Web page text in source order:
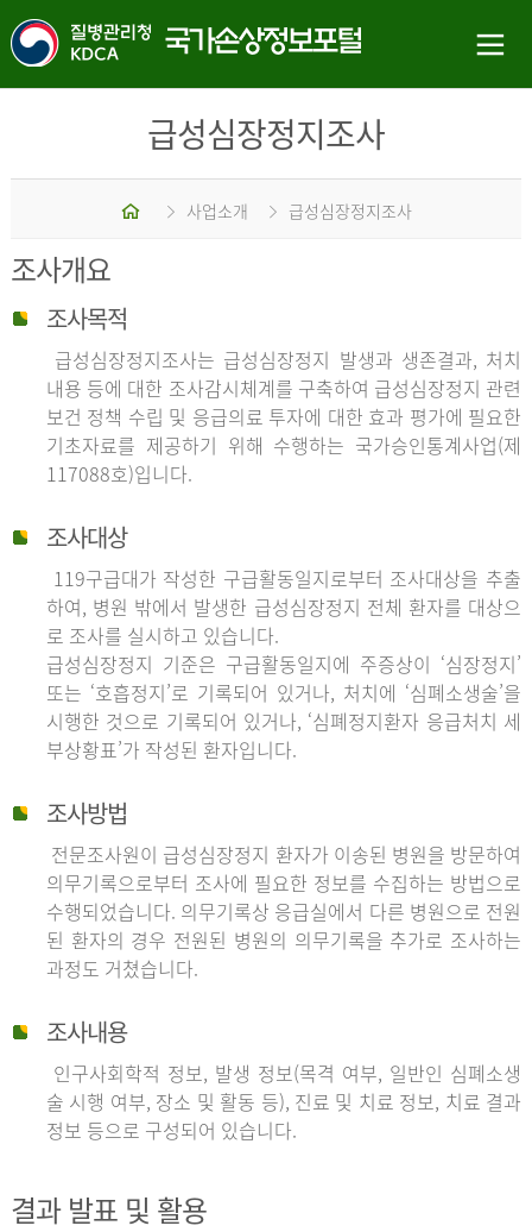
급성심장정지조사
홈 사업소개 급성심장정지조사
조사개요
조사목적
급성심장정지조사는 급성심장정지 발생과 생존결과, 처치
내용 등에 대한 조사감시체계를 구축하여 급성심장정지 관련
보건 정책 수립 및 응급의료 투자에 대한 효과 평가에 필요한
기초자료를 제공하기 위해 수행하는 국가승인통계사업(제
117088호)입니다.
조사대상
119구급대가 작성한 구급활동일지로부터 조사대상을 추출
하여, 병원 밖에서 발생한 급성심장정지 전체 환자를 대상으
로 조사를 실시하고 있습니다.
급성심장정지 기준은 구급활동일지에 주증상이 ‘심장정지’
또는 ‘호흡정지’로 기록되어 있거나, 처치에 ‘심폐소생술’을
시행한 것으로 기록되어 있거나, ‘심폐정지환자 응급처치 세
부상황표’가 작성된 환자입니다.
조사방법
전문조사원이 급성심장정지 환자가 이송된 병원을 방문하여
의무기록으로부터 조사에 필요한 정보를 수집하는 방법으로
수행되었습니다. 의무기록상 응급실에서 다른 병원으로 전원
된 환자의 경우 전원된 병원의 의무기록을 추가로 조사하는
과정도 거쳤습니다.
조사내용
인구사회학적 정보, 발생 정보(목격 여부, 일반인 심폐소생
술 시행 여부, 장소 및 활동 등), 진료 및 치료 정보, 치료 결과
정보 등으로 구성되어 있습니다.
결과 발표 및 활용